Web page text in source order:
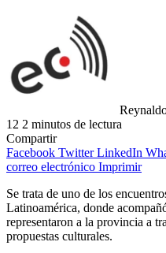
12 2 minutos de lectura
Compartir
Facebook Twitter LinkedIn
correo electrónico Imprimir
Se trata de uno de los
Latinoamérica, donde
representaron a la provincia a
propuestas culturales.